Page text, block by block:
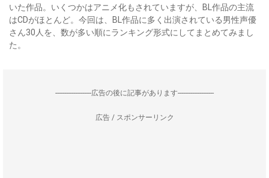
いた作品。いくつかはアニメ化もされていますが、BL作品の主流
はCDがほとんど。今回は、BL作品に多く出演されている男性声優
さん30人を、数が多い順にランキング形式にしてまとめてみまし
た。
--------------------広告の後に記事があります--------------------
広告 / スポンサーリンク